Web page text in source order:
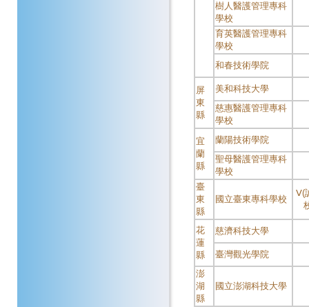
樹人醫護管理專科
學校
育英醫護管理專科
學校
和春技術學院
屏
東
縣
美和科技大學
慈惠醫護管理專科
學校
宜
蘭
縣
蘭陽技術學院
聖母醫護管理專科
學校
臺
東
縣
國立臺東專科學校
Ⅴ(
花
蓮
縣
慈濟科技大學
臺灣觀光學院
澎
湖
縣
國立澎湖科技大學